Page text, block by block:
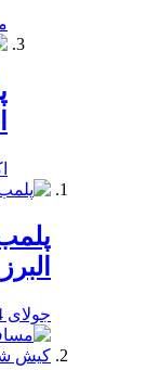
البرز
جولای 14, 2020